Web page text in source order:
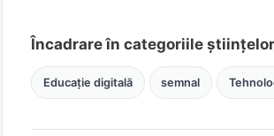
Încadrare în categoriile
Educație digitală semnal